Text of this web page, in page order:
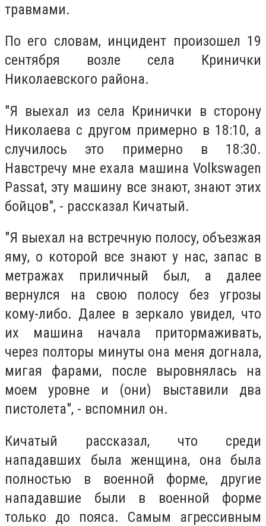
травмами.
По его словам, инцидент произошел 19
сентября возле села Кринички
Николаевского района.
"Я выехал из села Кринички в сторону
Николаева с другом примерно в 18:10, а
случилось это примерно в 18:30.
Навстречу мне ехала машина Volkswagen
Passat, эту машину все знают, знают этих
бойцов", - рассказал Кичатый.
"Я выехал на встречную полосу, объезжая
яму, о которой все знают у нас, запас в
метражах приличный был, а далее
вернулся на свою полосу без угрозы
кому-либо. Далее в зеркало увидел, что
их машина начала притормаживать,
через полторы минуты она меня догнала,
мигая фарами, после выровнялась на
моем уровне и (они) выставили два
пистолета", - вспомнил он.
Кичатый рассказал, что среди
нападавших была женщина, она была
полностью в военной форме, другие
нападавшие были в военной форме
только до пояса. Самым агрессивным